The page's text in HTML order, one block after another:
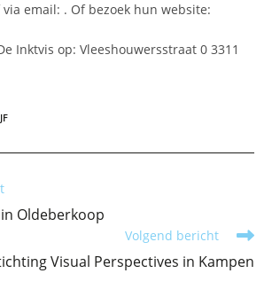
via email: . Of bezoek hun website:
Inktvis op: Vleeshouwersstraat 0 3311
Oldeberkoop
Volgend bericht
Visual Perspectives in Kampen